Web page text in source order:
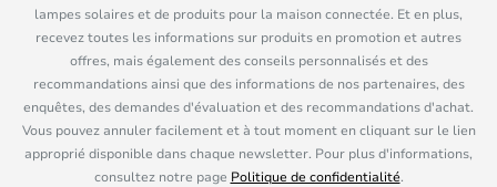
lampes solaires et de produits pour la maison connectée. Et en plus,
recevez toutes les informations sur produits en promotion et autres
offres, mais également des conseils personnalisés et des
recommandations ainsi que des informations de nos partenaires, des
enquêtes, des demandes d'évaluation et des recommandations d'achat.
Vous pouvez annuler facilement et à tout moment en cliquant sur le lien
approprié disponible dans chaque newsletter. Pour plus d'informations,
consultez notre page Politique de confidentialité.